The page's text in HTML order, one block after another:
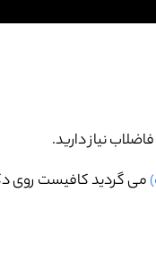
نیاز دارید.
می گردید کافیست روی